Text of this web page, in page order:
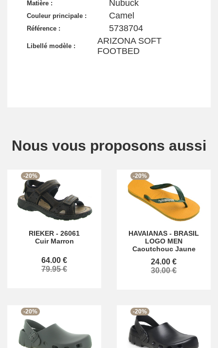
Matière : Nubuck
Couleur principale : Camel
Référence : 5738704
Libellé modèle :
ARIZONA SOFT
FOOTBED
Nous vous proposons aussi
-20%
RIEKER - 26061
Cuir Marron
64.00 €
79.95 €
-20%
HAVAIANAS - BRASIL
LOGO MEN
Caoutchouc Jaune
24.00 €
30.00 €
-20% -20%